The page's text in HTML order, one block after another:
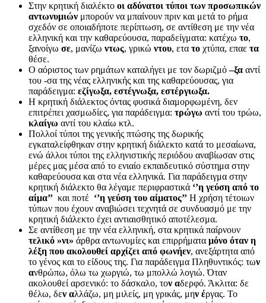
Στην κρητική διαλέκτο οι αδύνατοι τύποι των προσωπικών
αντωνυμιών μπορούν να μπαίνουν πριν και μετά το ρήμα
σχεδόν σε οποιαδήποτε περίπτωση, σε αντίθεση με την νέα
ελληνική και την καθαρεύουσα, παραδείγματα: κατέχω το,
ξανοίγω σε, μανίζω ντως, γρικώ ντου, ετα το χτύπα, επαε τα
θέσε.
Ο αόριστος των ρημάτων καταλήγει με τον δωριζμό–ξα αντί
του -σα της νέας ελληνικής και της καθαρεύουσας, για
παράδειγμα: εζίγωξα, εστέγνωξα, εστέργιωξα.
H κρητική διάλεκτος όντας φυσικά διαμορφωμένη, δεν
επιτρέπει χασμωδίες, για παράδειγμα: τρώγω αντί του τρώω,
κλαίγω αντί του κλαίω κτλ.
Πολλοί τύποι της γενικής πτώσης της δωρικής
εγκαταλείφθηκαν στην κρητική διάλεκτο κατά το μεσαίωνα,
ενώ άλλοι τύποι της ελληνιστικής περιόδου αναβίωσαν στις
μέρες μας μέσα από το ενιαίο εκπαιδευτικό σύστημα στην
καθαρεύουσα και στα νέα ελληνικά. Για παράδειγμα στην
κρητική διάλεκτο θα λέγαμε περιφραστικά ‘’η γεύση από το
αίμα’’ και ποτέ ‘’η γεύση του αίματος’’ Η χρήση τέτοιων
τύπων που έχουν αναβιώσει τεχνητά σε συνδυασμό με την
κρητική διάλεκτο έχει αντιαισθητικό αποτέλεσμα.
Σε αντίθεση με την νέα ελληνική, στα κρητικά παίρνουν
τελικό »νι» άρθρα αντωνυμίες και επιρρήματα μόνο όταν η
λέξη που ακολουθεί αρχίζει από φωνήεν, ανεξάρτητα από
το γένος και το είδους της. Για παράδειγμα Πληθυντικός: των
ανθρώπω, όλω τω χωργιώ, τω μπολλώ λογιώ. Όταν
ακολουθεί αρσενικό: το δάσκαλο, τον αδερφό. Άκλιτα: δε
θέλω, δεν αλλάζω, μη μιλείς, μη γρικάς, μην έργας. Το